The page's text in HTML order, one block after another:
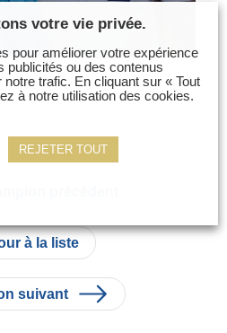
précédent
à la liste
suivant
votre vie privée.
pour améliorer votre expérience
publicités ou des contenus
trafic. En cliquant sur « Tout
à notre utilisation des cookies.
REJETER TOUT